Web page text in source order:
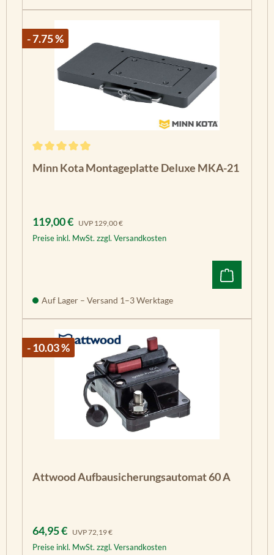
- 7.75 %
Minn Kota Montageplatte Deluxe MKA-21
Verkaufspreis:
119,00 € UVP Regulärer Preis:
129,00 €
Preise inkl. MwSt. zzgl. Versandkosten
Auf Lager – Versand 1–3 Werktage
- 10.03 %
Attwood Aufbausicherungsautomat 60 A
Verkaufspreis:
64,95 € UVPRegulärer Preis:
72,19 €
Preise inkl. MwSt. zzgl. Versandkosten